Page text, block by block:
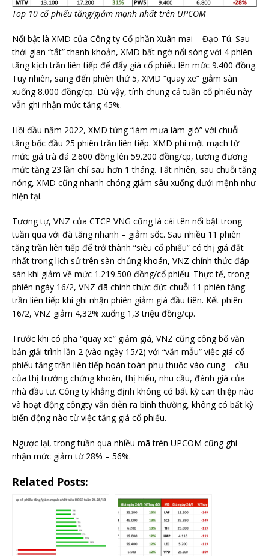
Top 10 cổ phiếu tăng/giảm mạnh nhất trên UPCOM
Nổi bật là XMD của Công ty Cổ phần Xuân mai – Đạo Tú. Sau
thời gian “tắt” thanh khoản, XMD bất ngờ nổi sóng với 4 phiên
tăng kịch trần liên tiếp để đẩy giá cổ phiếu lên mức 9.400 đồng.
Tuy nhiên, sang đến phiên thứ 5, XMD “quay xe” giảm sàn
xuống 8.000 đồng/cp. Dù vậy, tính chung cả tuần cổ phiếu này
vẫn ghi nhận mức tăng 45%.
Hồi đầu năm 2022, XMD từng “làm mưa làm gió” với chuỗi
tăng bốc đầu 25 phiên trần liên tiếp. XMD phi một mạch từ
mức giá trà đá 2.600 đồng lên 59.200 đồng/cp, tương đương
mức tăng 23 lần chỉ sau hơn 1 tháng. Tất nhiên, sau chuỗi tăng
nóng, XMD cũng nhanh chóng giảm sâu xuống dưới mệnh như
hiện tại.
Tương tự, VNZ của CTCP VNG cũng là cái tên nổi bật trong
tuần qua với đà tăng nhanh – giảm sốc. Sau nhiều 11 phiên
tăng trần liên tiếp để trở thành “siêu cổ phiếu” có thị giá đắt
nhất trong lịch sử trên sàn chứng khoán, VNZ chính thức đáp
sàn khi giảm về mức 1.219.500 đồng/cổ phiếu. Thực tế, trong
phiên ngày 16/2, VNZ đã chính thức đứt chuỗi 11 phiên tăng
trần liên tiếp khi ghi nhận phiên giảm giá đầu tiên. Kết phiên
16/2, VNZ giảm 4,32% xuống 1,3 triệu đồng/cp.
Trước khi có pha “quay xe” giảm giá, VNZ cũng công bố văn
bản giải trình lần 2 (vào ngày 15/2) với “văn mẫu” việc giá cổ
phiếu tăng trần liên tiếp hoàn toàn phụ thuộc vào cung – cầu
của thị trường chứng khoán, thị hiếu, nhu cầu, đánh giá của
nhà đầu tư. Công ty khẳng định không có bất kỳ can thiệp nào
và hoạt động côngty vẫn diễn ra bình thường, không có bất kỳ
biến động nào từ việc tăng giá cổ phiếu.
Ngược lại, trong tuần qua nhiều mã trên UPCOM cũng ghi
nhận mức giảm từ 28% – 56%.
Related Posts: